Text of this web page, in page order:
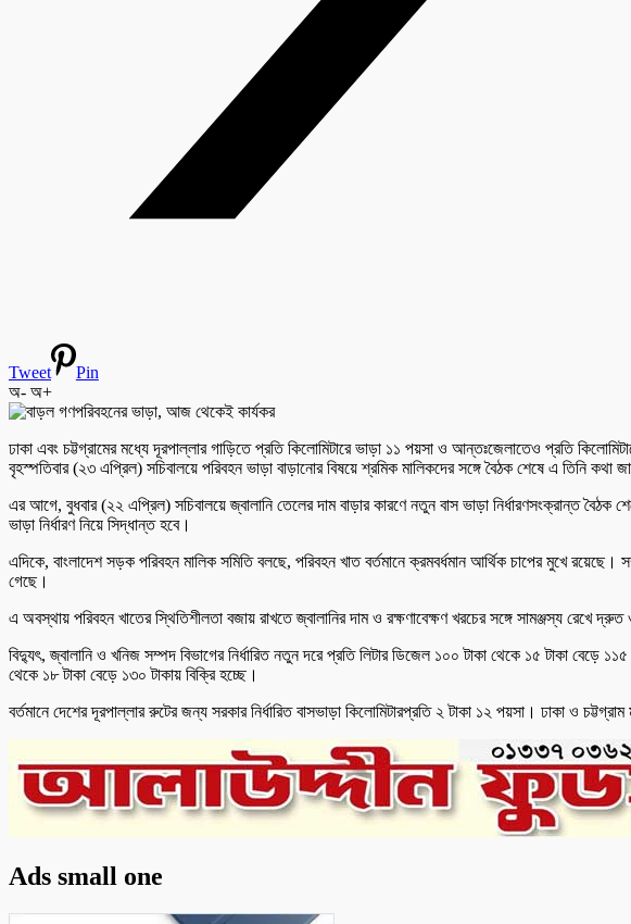
Tweet
Pin
অ- অ+
ঢাকা এবং চট্টগ্রামের মধ্যে দূরপাল্লার গাড়িতে প্রতি কিলোমিটারে ভাড়া ১১ পয়সা ও আন্তঃজেলাতেও প্রতি
বৃহস্পতিবার (২৩ এপ্রিল) সচিবালয়ে পরিবহন ভাড়া বাড়ানোর বিষয়ে শ্রমিক মালিকদের সঙ্গে বৈঠক শেষে এ তিনি কথা
এর আগে, বুধবার (২২ এপ্রিল) সচিবালয়ে জ্বালানি তেলের দাম বাড়ার কারণে নতুন বাস ভাড়া নির্ধারণসংক্রান্ত
ভাড়া নির্ধারণ নিয়ে সিদ্ধান্ত হবে।
এদিকে, বাংলাদেশ সড়ক পরিবহন মালিক সমিতি বলছে, পরিবহন খাত বর্তমানে ক্রমবর্ধমান আর্থিক চাপের মুখে
গেছে।
এ অবস্থায় পরিবহন খাতের স্থিতিশীলতা বজায় রাখতে জ্বালানির দাম ও রক্ষণাবেক্ষণ খরচের সঙ্গে সামঞ্জস্য রেখে
বিদ্যুৎ, জ্বালানি ও খনিজ সম্পদ বিভাগের নির্ধারিত নতুন দরে প্রতি লিটার ডিজেল ১০০ টাকা থেকে ১৫ টাকা
থেকে ১৮ টাকা বেড়ে ১৩০ টাকায় বিক্রি হচ্ছে।
বর্তমানে দেশের দূরপাল্লার রুটের জন্য সরকার নির্ধারিত বাসভাড়া কিলোমিটারপ্রতি ২ টাকা ১২ পয়সা। ঢাকা ও
Ads small one